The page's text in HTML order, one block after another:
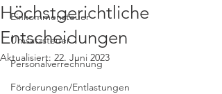
Einkommensteuer
Umsatzsteuer
Personalverrechnung
Förderungen/Entlastungen
Höchstgerichtliche
Entscheidungen
Aktualisiert: 22. Juni 2023